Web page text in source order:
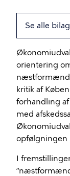
Se alle bilag
orientering
næstformænd
kritik af
forhandling
med
opfølgningen
I